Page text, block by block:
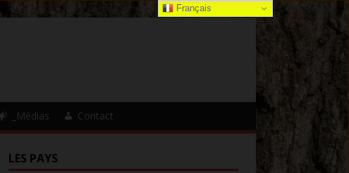
_Médias Contact
LES PAYS
Français